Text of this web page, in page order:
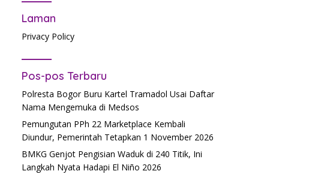
Laman
Privacy Policy
Pos-pos Terbaru
Polresta Bogor Buru Kartel Tramadol Usai Daftar
Nama Mengemuka di Medsos
Pemungutan PPh 22 Marketplace Kembali
Diundur, Pemerintah Tetapkan 1 November 2026
BMKG Genjot Pengisian Waduk di 240 Titik, Ini
Langkah Nyata Hadapi El Niño 2026